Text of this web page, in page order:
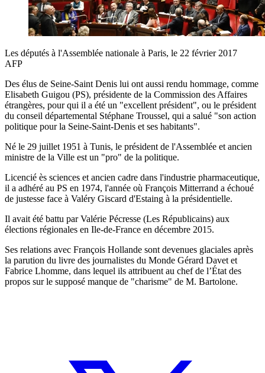
Les députés à l'Assemblée nationale à Paris, le 22 février 2017
AFP
Des élus de Seine-Saint Denis lui ont aussi rendu hommage, comme
Elisabeth Guigou (PS), présidente de la Commission des Affaires
étrangères, pour qui il a été un "excellent président", ou le président
du conseil départemental Stéphane Troussel, qui a salué "son action
politique pour la Seine-Saint-Denis et ses habitants".
Né le 29 juillet 1951 à Tunis, le président de l'Assemblée et ancien
ministre de la Ville est un "pro" de la politique.
Licencié ès sciences et ancien cadre dans l'industrie pharmaceutique,
il a adhéré au PS en 1974, l'année où François Mitterrand a échoué
de justesse face à Valéry Giscard d'Estaing à la présidentielle.
Il avait été battu par Valérie Pécresse (Les Républicains) aux
élections régionales en Ile-de-France en décembre 2015.
Ses relations avec François Hollande sont devenues glaciales après
la parution du livre des journalistes du Monde Gérard Davet et
Fabrice Lhomme, dans lequel ils attribuent au chef de l’État des
propos sur le supposé manque de "charisme" de M. Bartolone.